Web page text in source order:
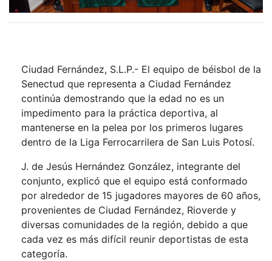
Ciudad Fernández, S.L.P.- El equipo de béisbol de la
Senectud que representa a Ciudad Fernández
continúa demostrando que la edad no es un
impedimento para la práctica deportiva, al
mantenerse en la pelea por los primeros lugares
dentro de la Liga Ferrocarrilera de San Luis Potosí.
J. de Jesús Hernández González, integrante del
conjunto, explicó que el equipo está conformado
por alrededor de 15 jugadores mayores de 60 años,
provenientes de Ciudad Fernández, Rioverde y
diversas comunidades de la región, debido a que
cada vez es más difícil reunir deportistas de esta
categoría.